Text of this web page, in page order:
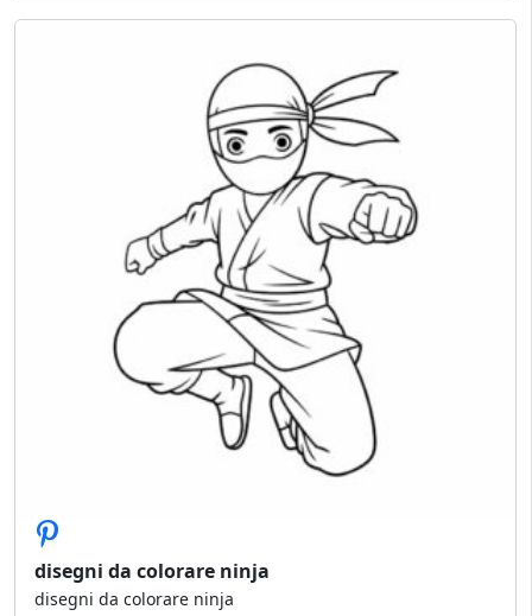
disegni da colorare ninja​
disegni da colorare ninja​